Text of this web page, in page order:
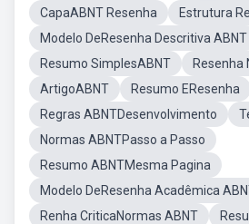
CapaABNT Resenha
Estrutura
Modelo DeResenha Descritiva ABNT
Resumo SimplesABNT
Resenha
ArtigoABNT
Resumo EResenha
Regras ABNTDesenvolvimento
Normas ABNTPasso a Passo
Resumo ABNTMesma Pagina
Modelo DeResenha Acadêmica
Renha CriticaNormas ABNT